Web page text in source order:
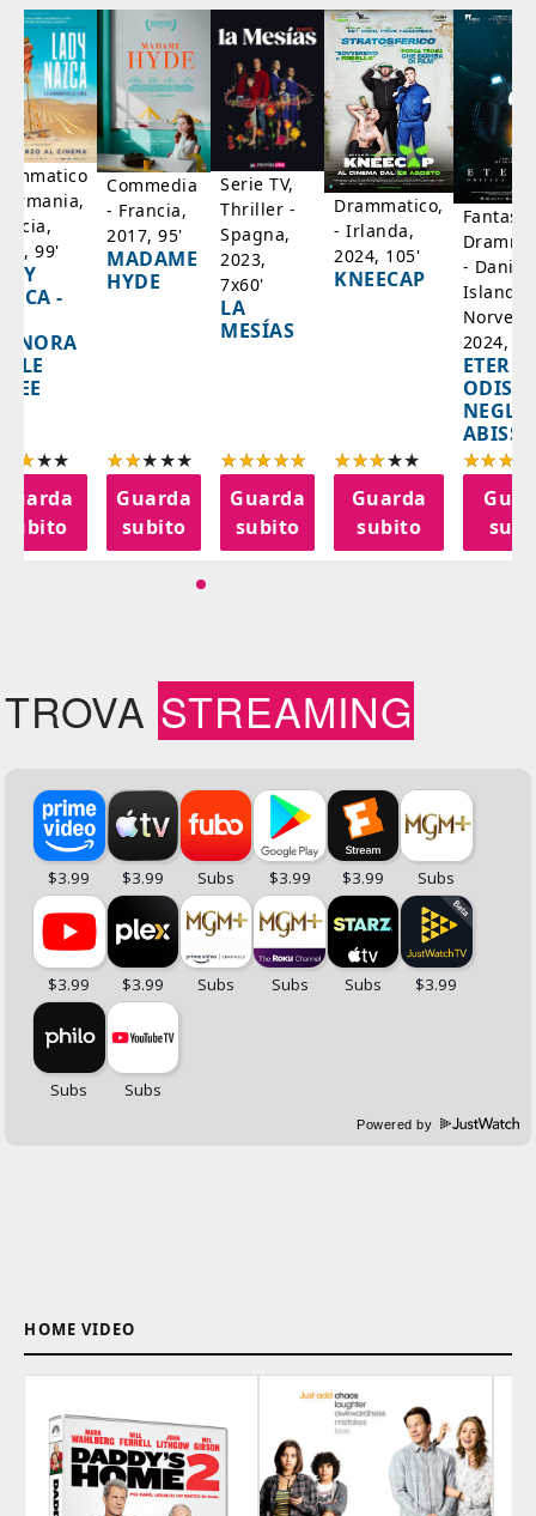
99'
-
subito
Commedia
- Francia,
2017, 95'
MADAME
HYDE
Guarda
subito
Serie TV,
Thriller -
Spagna,
2023,
7x60'
LA
MESÍAS
Guarda
subito
Drammatico,
- Irlanda,
2024, 105'
KNEECAP
Guarda
subito
-
Islanda,
2024,
NEGLI
ABISSI
TROVA STREAMING
Powered by
HOME VIDEO